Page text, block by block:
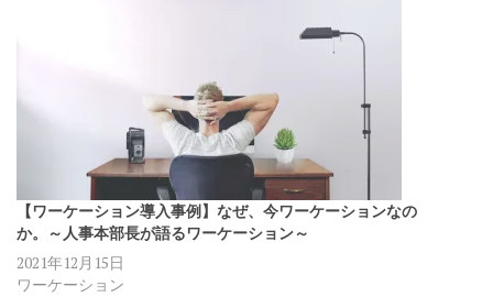
【ワーケーション導入事例】なぜ、今ワーケーションなの
か。～人事本部長が語るワーケーション～
2021年12月15日
ワーケーション